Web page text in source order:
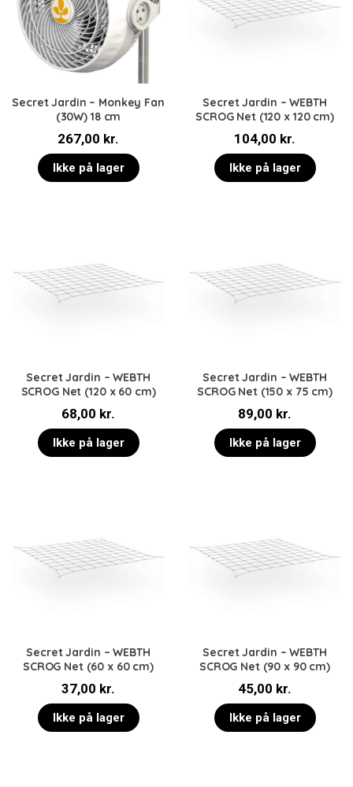
Secret Jardin – Monkey Fan
(30W) 18 cm
267,00 kr.
Ikke på lager
Secret Jardin – WEBTH
SCROG Net (120 x 120 cm)
104,00 kr.
Ikke på lager
Secret Jardin – WEBTH
SCROG Net (120 x 60 cm)
68,00 kr.
Ikke på lager
Secret Jardin – WEBTH
SCROG Net (150 x 75 cm)
89,00 kr.
Ikke på lager
Secret Jardin – WEBTH
SCROG Net (60 x 60 cm)
37,00 kr.
Ikke på lager
Secret Jardin – WEBTH
SCROG Net (90 x 90 cm)
45,00 kr.
Ikke på lager